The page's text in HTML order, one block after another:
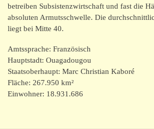
betreiben Subsistenzwirtschaft und fast die
absoluten Armutsschwelle. Die
liegt bei Mitte 40.
Amtssprache: Französisch
Hauptstadt: Ouagadougou
Staatsoberhaupt: Marc Christian Kaboré
Fläche: 267.950 km²
Einwohner: 18.931.686